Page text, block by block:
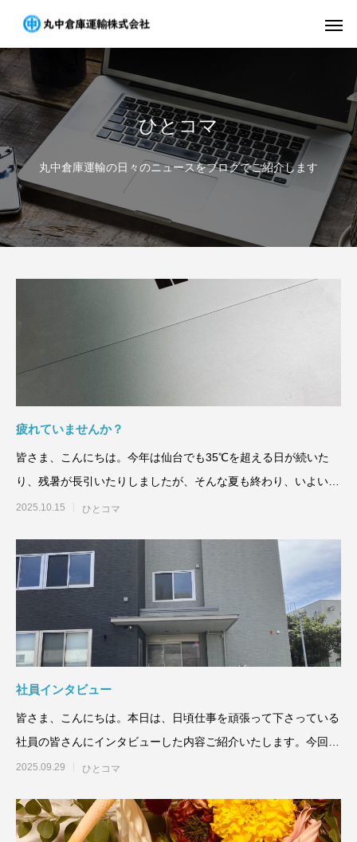
ひとコマ
丸中倉庫運輸の日々のニュースをブログでご紹介します
疲れていませんか？
皆さま、こんにちは。今年は仙台でも35℃を超える日が続いた
り、残暑が長引いたりしましたが、そんな夏も終わり、いよいよ
秋の季節に入り
2025.10.15 ひとコマ
社員インタビュー
皆さま、こんにちは。本日は、日頃仕事を頑張って下さっている
社員の皆さんにインタビューした内容ご紹介いたします。今回の
インタ
2025.09.29 ひとコマ